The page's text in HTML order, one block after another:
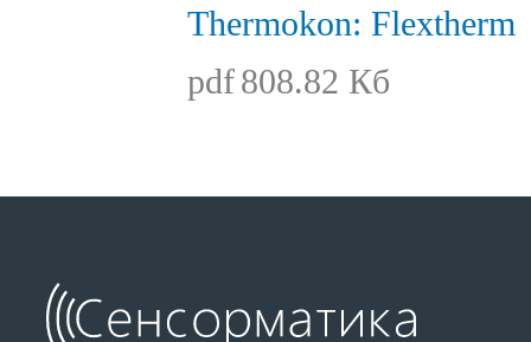
Thermokon: Flextherm
pdf808.82 Кб